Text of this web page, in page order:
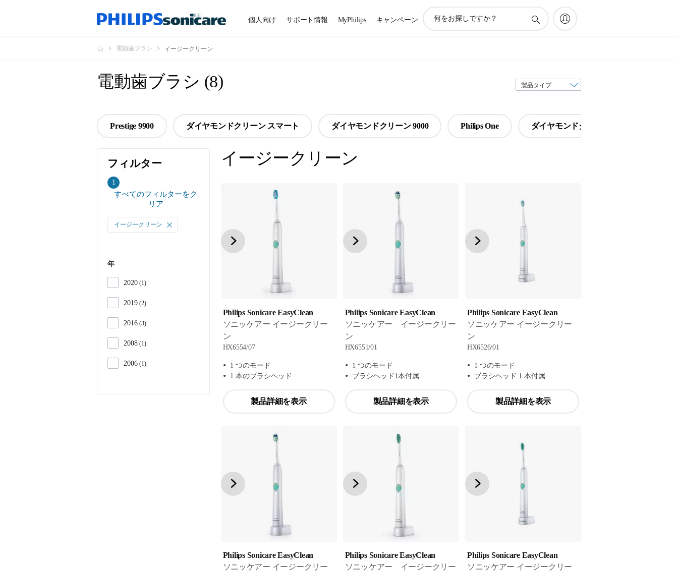
個人向け サポート情報 MyPhilips キャンペーン
電動歯ブラシ イージークリーン
電動歯ブラシ (8)
Prestige 9900 ダイヤモンドクリーン スマート ダイヤモンドクリーン 9000 Philips One ダイヤモンドクリーン
フィルター
1
ィ
タ
すべてのフィルターをク
リア
イージークリーン
年
2020 1
2019 2
2016 3
2008 1
2006 1
イージークリーン
Philips Sonicare EasyClean
ソニッケアー イージークリー
ン
HX6554/07
1 つのモード
1 本のブラシヘッド
製品詳細を表示
Philips Sonicare EasyClean
ソニッケアー イージークリー
ン
HX6551/01
1 つのモード
ブラシヘッド1本付属
製品詳細を表示
Philips Sonicare EasyClean
ソニッケアー イージークリー
ン
HX6526/01
1 つのモード
ブラシヘッド 1 本付属
製品詳細を表示
Philips Sonicare EasyClean
ソニッケアー イージークリー
Philips Sonicare EasyClean
ソニッケアー イージークリー
Philips Sonicare EasyClean
ソニッケアー イージークリー